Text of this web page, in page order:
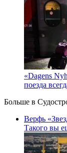
«Dagens
поезда
Больше в
Верфь
Такого вы